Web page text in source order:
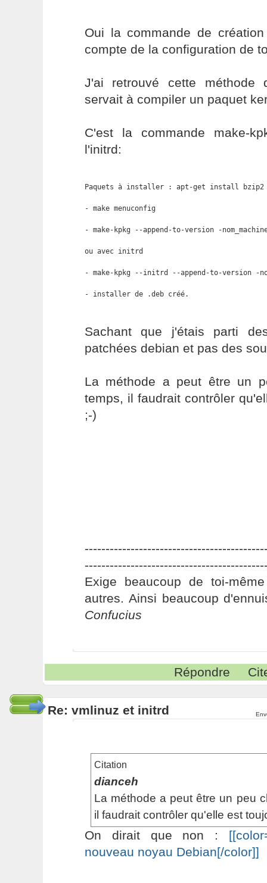
Oui la commande de
compte de la configuration de
J'ai retrouvé cette méthode
servait à compiler un paquet
C'est la commande make-
l'initrd:
Paquets à installer : apt-get install bzip2
- make menuconfig
- make-kpkg --append-to-version -
ou avec initrd
- make-kpkg --initrd --append-to-version -
- installer de .deb créé.
Sachant que j'étais parti
patchées debian et pas des
La méthode a peut être un
temps, il faudrait contrôler
;-)
Exige beaucoup de toi-
autres. Ainsi beaucoup
Confucius
Répondre
Re: vmlinuz et initrd
Citation
dianceh
La méthode a peut être un peu
il faudrait contrôler qu'elle est
On dirait que non :
nouveau noyau Debian[/color]]